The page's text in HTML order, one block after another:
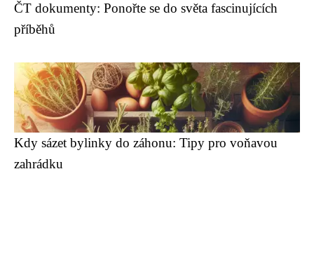
ČT dokumenty: Ponořte se do světa fascinujících
příběhů
Kdy sázet bylinky do záhonu: Tipy pro voňavou
zahrádku